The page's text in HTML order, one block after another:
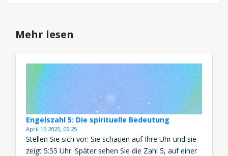
Mehr lesen
Engelszahl 5: Die spirituelle Bedeutung
April 15 2025, 09:25
Stellen Sie sich vor: Sie schauen auf Ihre Uhr und sie
zeigt 5:55 Uhr. Später sehen Sie die Zahl 5, auf einer